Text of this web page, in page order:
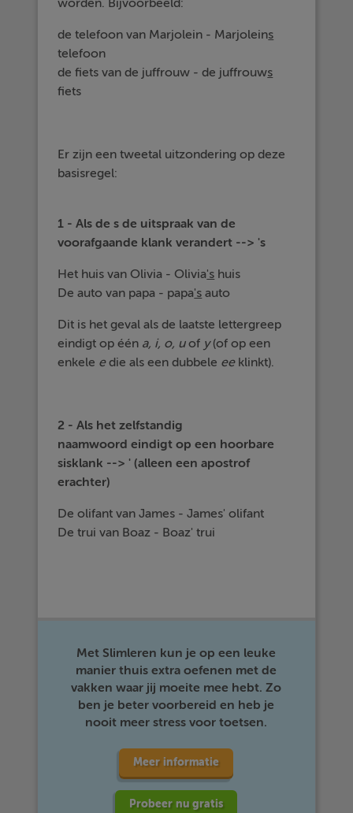
worden. Bijvoorbeeld:
de telefoon van Marjolein - Marjoleins
telefoon
de fiets van de juffrouw - de juffrouws
fiets
Er zijn een tweetal uitzondering op deze
basisregel:
1 - Als de s de uitspraak van de
voorafgaande klank verandert --> 's
Het huis van Olivia - Olivia's huis
De auto van papa - papa's auto
Dit is het geval als de laatste lettergreep
eindigt op één a, i, o, uof y(of op een
enkele edie als een dubbele eeklinkt).
2 - Als het zelfstandig
naamwoord eindigt op een hoorbare
sisklank --> ' (alleen een apostrof
erachter)
De olifant van James - James' olifant
De trui van Boaz - Boaz' trui
Met Slimleren kun je op een leuke
manier thuis extra oefenen met de
vakken waar jij moeite mee hebt. Zo
ben je beter voorbereid en heb je
nooit meer stress voor toetsen.
Meer informatie
Probeer nu gratis